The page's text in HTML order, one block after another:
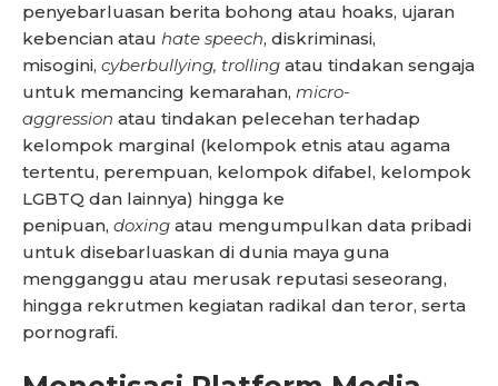
penyebarluasan berita bohong atau hoaks, ujaran
kebencian atau hate speech, diskriminasi,
misogini, cyberbullying, trolling atau tindakan sengaja
untuk memancing kemarahan, micro-
aggression atau tindakan pelecehan terhadap
kelompok marginal (kelompok etnis atau agama
tertentu, perempuan, kelompok difabel, kelompok
LGBTQ dan lainnya) hingga ke
penipuan, doxing atau mengumpulkan data pribadi
untuk disebarluaskan di dunia maya guna
mengganggu atau merusak reputasi seseorang,
hingga rekrutmen kegiatan radikal dan teror, serta
pornografi.